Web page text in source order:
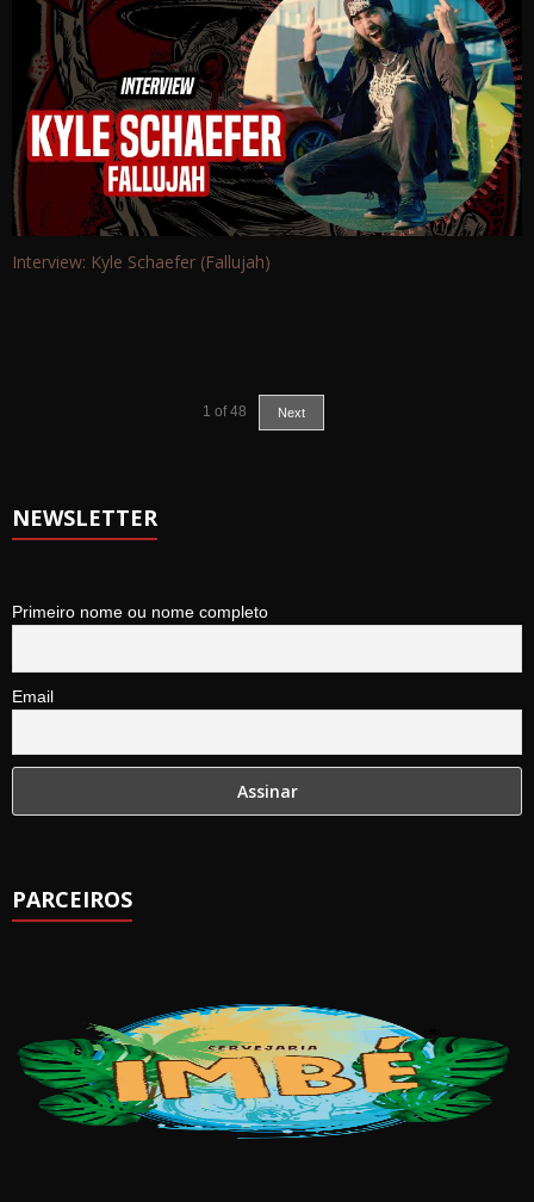
Interview: Kyle Schaefer (Fallujah)
1 of 48 Next
NEWSLETTER
Primeiro nome ou nome completo
Email
PARCEIROS